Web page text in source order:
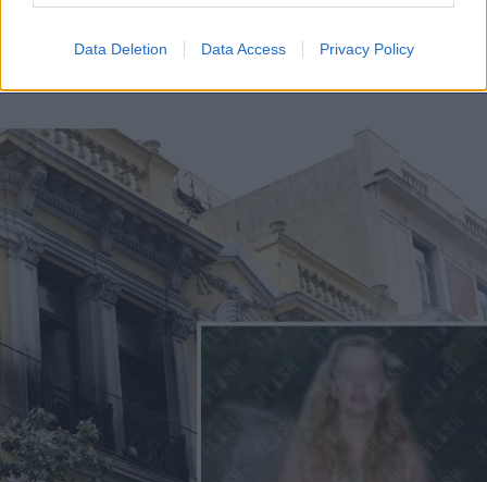
Data Deletion Data Access Privacy Policy
FLASH FOCUS